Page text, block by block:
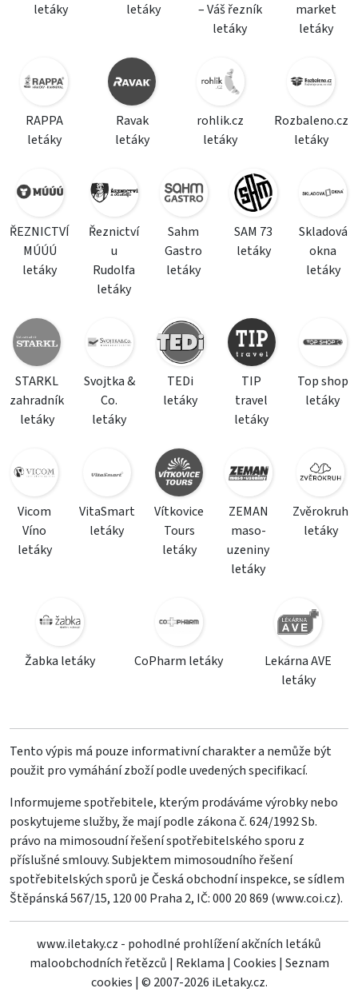
letáky
letáky
– Váš řezník
letáky
market
letáky
RAPPA
letáky
Ravak
letáky
rohlik.cz
letáky
Rozbaleno.cz
letáky
ŘEZNICTVÍ
MÚÚÚ
letáky
Řeznictví
u
Rudolfa
letáky
Sahm
Gastro
letáky
SAM 73
letáky
Skladová
okna
letáky
STARKL
zahradník
letáky
Svojtka &
Co.
letáky
TEDi
letáky
TIP
travel
letáky
Top shop
letáky
Vicom
Víno
letáky
VitaSmart
letáky
Vítkovice
Tours
letáky
ZEMAN
maso-
uzeniny
letáky
Zvěrokruh
letáky
Žabka letáky CoPharm letáky
Lekárna AVE
letáky
Tento výpis má pouze informativní charakter a nemůže být
použit pro vymáhání zboží podle uvedených specifikací.
Informujeme spotřebitele, kterým prodáváme výrobky nebo
poskytujeme služby, že mají podle zákona č. 624/1992 Sb.
právo na mimosoudní řešení spotřebitelského sporu z
příslušné smlouvy. Subjektem mimosoudního řešení
spotřebitelských sporů je Česká obchodní inspekce, se sídlem
Štěpánská 567/15, 120 00 Praha 2, IČ: 000 20 869 (www.coi.cz).
www.iletaky.cz - pohodlné prohlížení akčních letáků
maloobchodních řetězců | Reklama | Cookies | Seznam
cookies | © 2007-2026 iLetaky.cz.